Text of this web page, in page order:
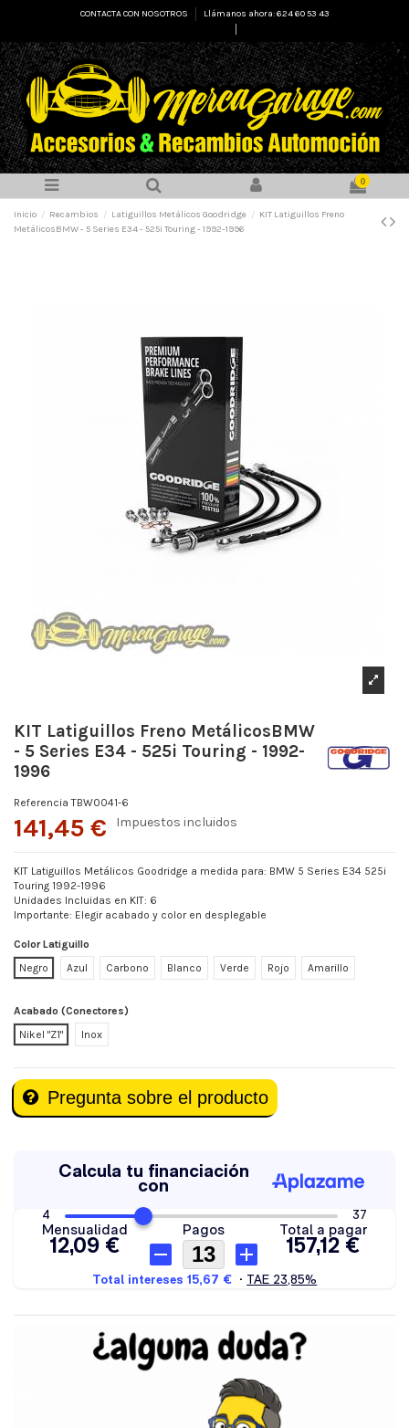
CONTACTA CON NOSOTROS
Llámanos ahora: 624 60 53 43
0
Inicio Recambios Latiguillos Metálicos Goodridge
KIT Latiguillos Freno
MetálicosBMW - 5 Series E34 - 525i Touring - 1992-1996
KIT Latiguillos Freno MetálicosBMW
- 5 Series E34 - 525i Touring - 1992-
1996
Referencia TBW0041-6
141,45 € Impuestos incluidos
KIT Latiguillos Metálicos Goodridge a medida para: BMW 5 Series E34 525i
Touring 1992-1996
Unidades Incluidas en KIT: 6
Importante: Elegir acabado y color en desplegable
Color Latiguillo
Negro
Azul Carbono Blanco Verde Rojo Amarillo
Acabado (Conectores)
Nikel "Z1"
Inox
Pregunta sobre el producto